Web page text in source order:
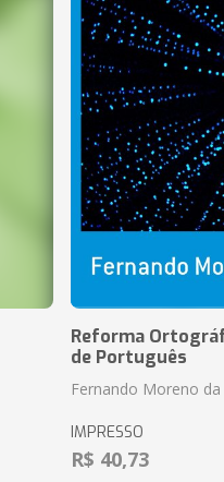
Reforma
de Português
Fernando Moreno da
IMPRESSO
R$ 40,73